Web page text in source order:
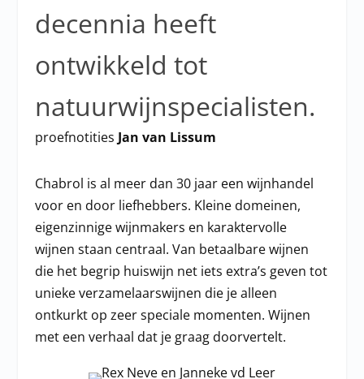
decennia heeft
ontwikkeld tot
natuurwijnspecialisten.
proefnotities Jan van Lissum
Chabrol is al meer dan 30 jaar een wijnhandel
voor en door liefhebbers. Kleine domeinen,
eigenzinnige wijnmakers en karaktervolle
wijnen staan centraal. Van betaalbare wijnen
die het begrip huiswijn net iets extra’s geven tot
unieke verzamelaarswijnen die je alleen
ontkurkt op zeer speciale momenten. Wijnen
met een verhaal dat je graag doorvertelt.